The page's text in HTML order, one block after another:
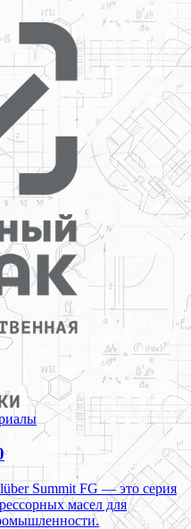
Summit FG — это серия
масел для